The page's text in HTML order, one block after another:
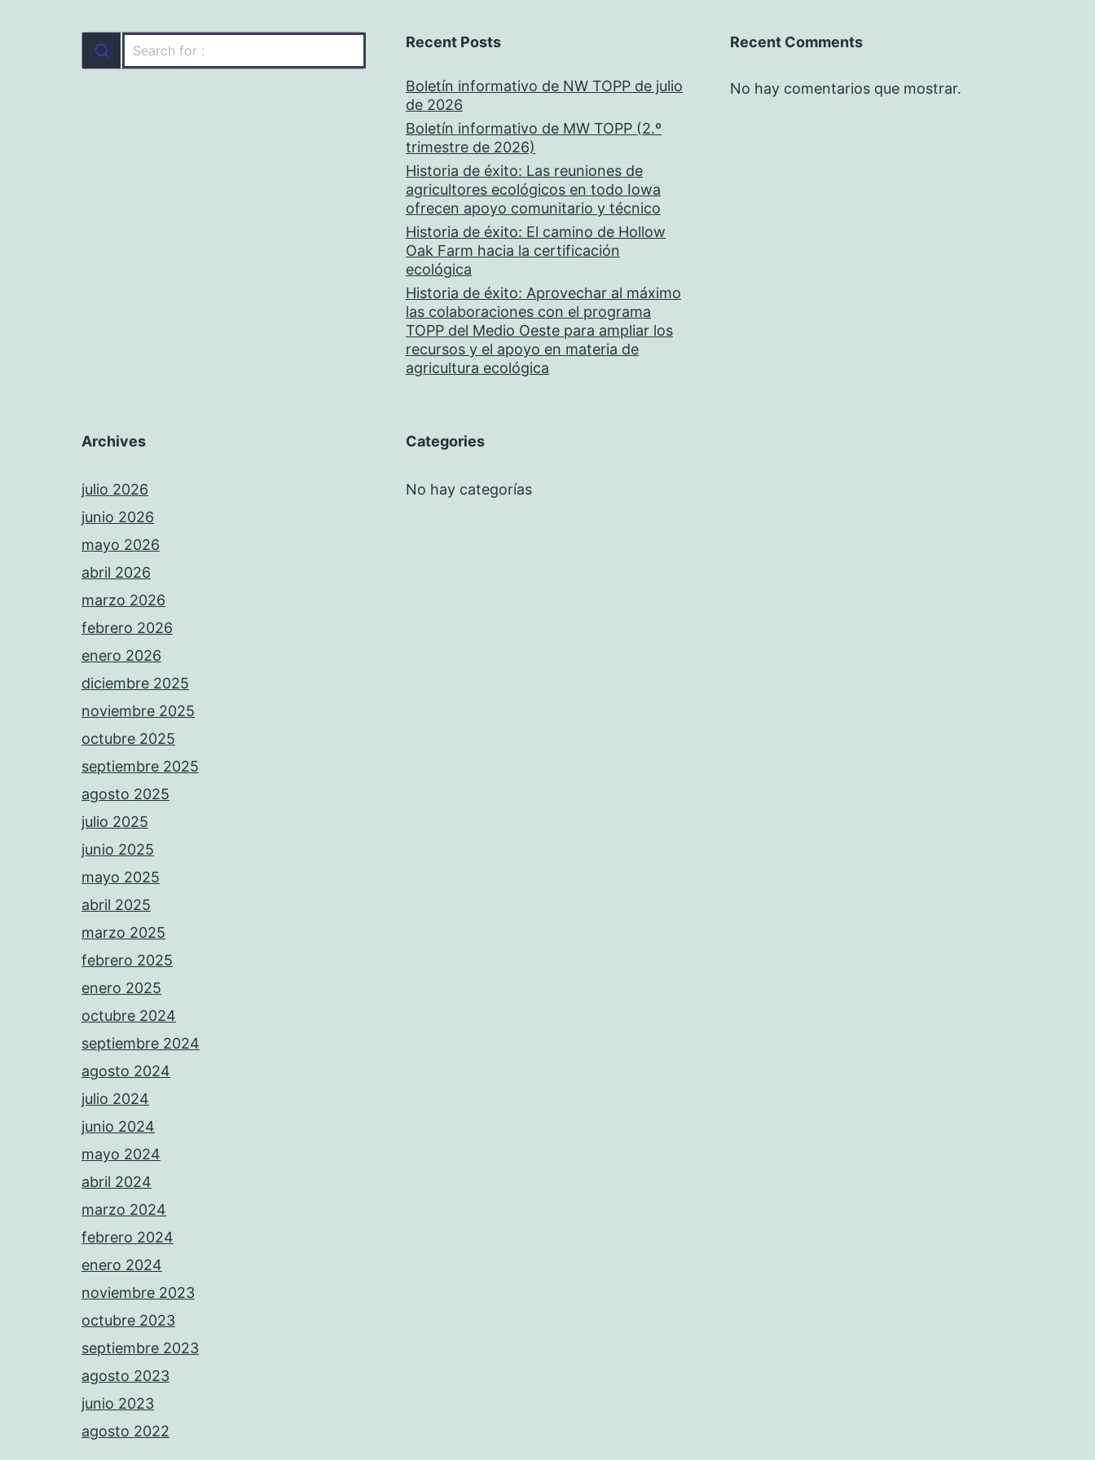
Recent Posts
Boletín informativo de NW TOPP de julio
de 2026
Boletín informativo de MW TOPP (2.º
trimestre de 2026)
Historia de éxito: Las reuniones de
agricultores ecológicos en todo Iowa
ofrecen apoyo comunitario y técnico
Historia de éxito: El camino de Hollow
Oak Farm hacia la certificación
ecológica
Historia de éxito: Aprovechar al máximo
las colaboraciones con el programa
TOPP del Medio Oeste para ampliar los
recursos y el apoyo en materia de
agricultura ecológica
Recent Comments
No hay comentarios que mostrar.
Archives
julio 2026
junio 2026
mayo 2026
abril 2026
marzo 2026
febrero 2026
enero 2026
diciembre 2025
noviembre 2025
octubre 2025
septiembre 2025
agosto 2025
julio 2025
junio 2025
mayo 2025
abril 2025
marzo 2025
febrero 2025
enero 2025
octubre 2024
septiembre 2024
agosto 2024
julio 2024
junio 2024
mayo 2024
abril 2024
marzo 2024
febrero 2024
enero 2024
noviembre 2023
octubre 2023
septiembre 2023
agosto 2023
junio 2023
agosto 2022
Categories
No hay categorías